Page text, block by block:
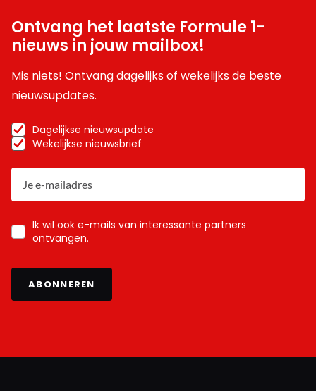
Ontvang het laatste Formule 1-
nieuws in jouw mailbox!
Mis niets! Ontvang dagelijks of wekelijks de beste
nieuwsupdates.
Dagelijkse nieuwsupdate
Wekelijkse nieuwsbrief
Ik wil ook e-mails van interessante partners
ontvangen.
ABONNEREN